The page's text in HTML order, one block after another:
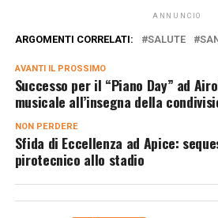
ANNUNCIO
ARGOMENTI CORRELATI: SALUTE
AVANTI IL ​​PROSSIMO
Successo per il “Piano Day” ad
musicale all’insegna della
NON PERDERE
Sfida di Eccellenza ad Apice:
pirotecnico allo stadio